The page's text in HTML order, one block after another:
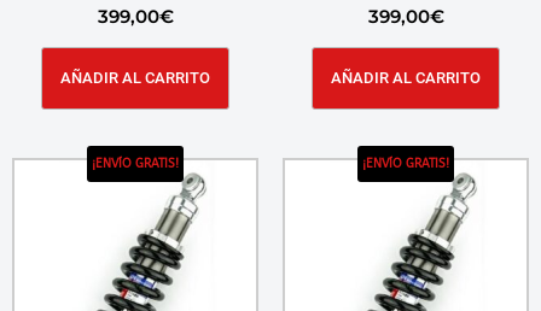
399,00€
AÑADIR AL CARRITO
399,00€
AÑADIR AL CARRITO
¡ENVÍO GRATIS! ¡ENVÍO GRATIS!